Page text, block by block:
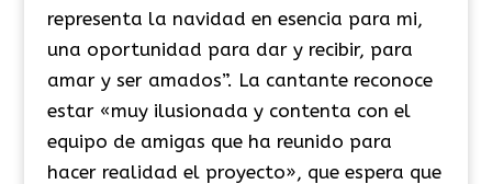
representa la navidad en esencia para mi,
una oportunidad para dar y recibir, para
amar y ser amados”. La cantante reconoce
estar «muy ilusionada y contenta con el
equipo de amigas que ha reunido para
hacer realidad el proyecto», que espera que